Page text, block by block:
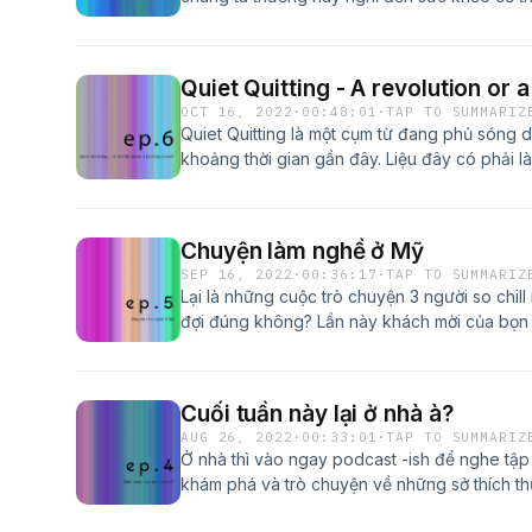
qua tập podcast này, -ish hy vọng được chia
của bọn mình về cách nhìn nhận vấn đề, làm
thần thông qua những hành động cực kì
tập này là Bảo Phương. Bạn từng làm vị trí
là về sức khỏe tinh thần cho mọi người.Hãy
sức khỏe tinh thần tuần này và lắng nghe
Phương nhé.
Quiet Quitting - A revolution or
OCT 16, 2022 · 00:48:01 ·TAP TO
Quiet Quitting là một cụm từ đang phủ sóng
khoảng thời gian gần đây. Liệu đây có phải
Chuyện làm nghề ở Mỹ
SEP 16, 2022 · 00:36:17 ·TAP TO
Lại là những cuộc trò chuyện 3 người so
đợi đúng không? Lần này khách mời của
bạn thêm một chút kinh nghiệm cũng như
kiếm cơ hội việc làm tại Mỹ.Phong Lê hiện
Program Manager. Trước khi đến Google,
đây nhất là Microsoft.Cùng lắng nghe với tụi
Cuối tuần này lại ở nhà à?
AUG 26, 2022 · 00:33:01 ·TAP TO
Ở nhà thì vào ngay podcast -ish để nghe
khám phá và trò chuyện về những sở thích